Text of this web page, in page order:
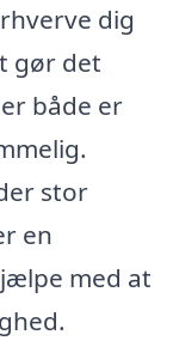
dig
gør det
både er
stor
en
med at